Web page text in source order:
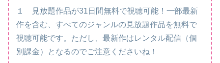
１ 見放題作品が31日間無料で視聴可能！一部最新
作を含む、すべてのジャンルの見放題作品を無料で
視聴可能です。ただし、最新作はレンタル配信（個
別課金）となるのでご注意くださいね！